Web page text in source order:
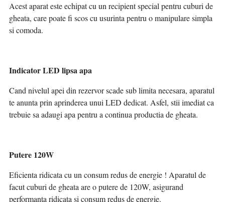
Acest aparat este echipat cu un recipient special pentru cuburi de
gheata, care poate fi scos cu usurinta pentru o manipulare simpla
si comoda.
Indicator LED lipsa apa
Cand nivelul apei din rezervor scade sub limita necesara, aparatul
te anunta prin aprinderea unui LED dedicat. Asfel, stii imediat ca
trebuie sa adaugi apa pentru a continua productia de gheata.
Putere 120W
Eficienta ridicata cu un consum redus de energie ! Aparatul de
facut cuburi de gheata are o putere de 120W, asigurand
performanta ridicata si consum redus de energie.